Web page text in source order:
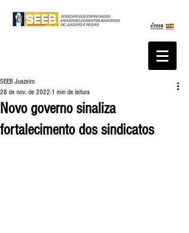
Novo governo sinaliza
fortalecimento dos sindicatos
SEEB Juazeiro
28 de nov. de 2022 1 min de leitura